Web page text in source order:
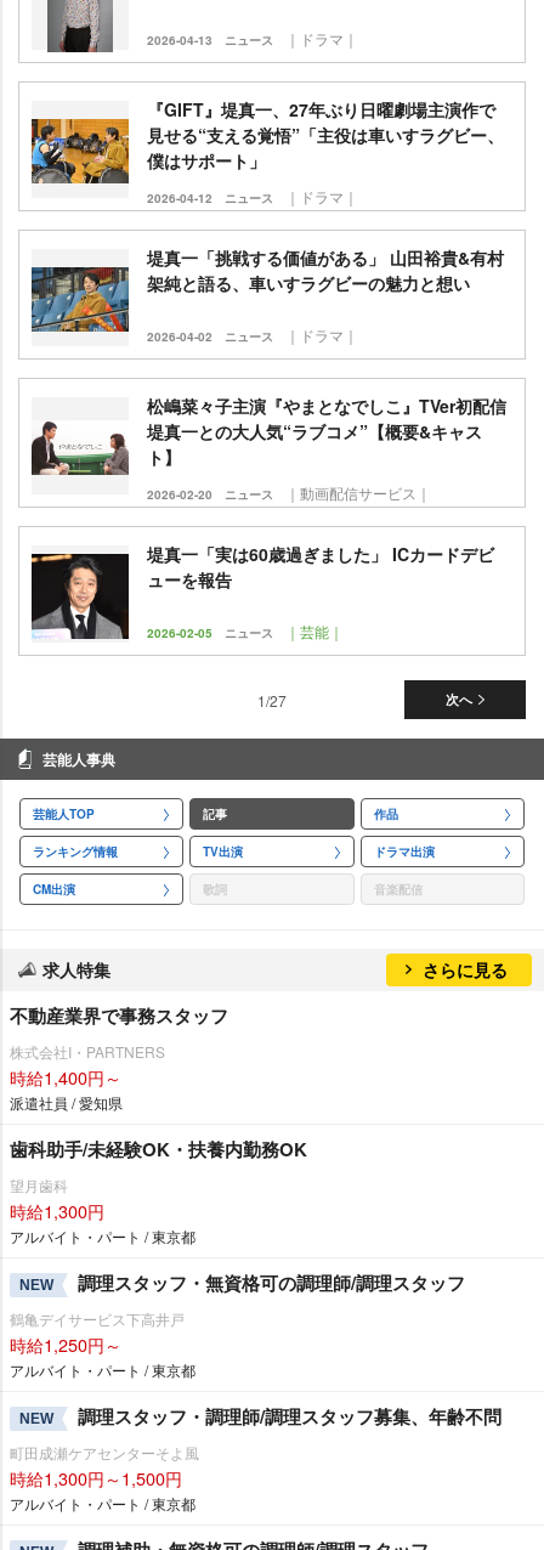
2026-04-13 ニュース ｜ドラマ｜
『GIFT』堤真一、27年ぶり日曜劇場主演作で
見せる“支える覚悟”「主役は車いすラグビー、
僕はサポート」
2026-04-12 ニュース ｜ドラマ｜
堤真一「挑戦する価値がある」 山田裕貴&有村
架純と語る、車いすラグビーの魅力と想い
2026-04-02 ニュース ｜ドラマ｜
松嶋菜々子主演『やまとなでしこ』TVer初配信
堤真一との大人気“ラブコメ”【概要&キャス
ト】
2026-02-20 ニュース ｜動画配信サービス｜
堤真一「実は60歳過ぎました」 ICカードデビ
ューを報告
2026-02-05 ニュース ｜芸能｜
次へ
1/27
芸能人事典
芸能人TOP 記事 作品
ランキング情報 TV出演 ドラマ出演
CM出演 歌詞 音楽配信
求人特集 さらに見る
不動産業界で事務スタッフ
株式会社I・PARTNERS
時給1,400円～
派遣社員 / 愛知県
歯科助手/未経験OK・扶養内勤務OK
望月歯科
時給1,300円
アルバイト・パート / 東京都
NEW 調理スタッフ・無資格可の調理師/調理スタッフ
鶴亀デイサービス下高井戸
時給1,250円～
アルバイト・パート / 東京都
NEW 調理スタッフ・調理師/調理スタッフ募集、年齢不問
町田成瀬ケアセンターそよ風
時給1,300円～1,500円
アルバイト・パート / 東京都